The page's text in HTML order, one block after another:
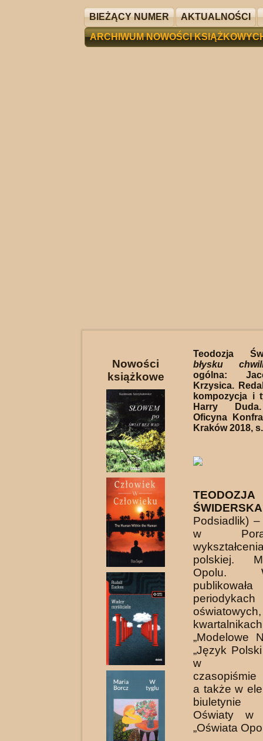
BIEŻĄCY NUMER AKTUALNOŚCI
ARCHIWUM NOWOŚCI
Nowości
książkowe
Teodozja
błysku
ogólna:
Krzysica.
kompozycja i
Harry
Oficyna
Kraków 2018,
TEODOZJA
Podsiadlik) –
w
polskiej.
Opolu.
periodykach
„Modelowe
„Język
w
czasopiśmie
a także w
biuletynie
Oświaty w
„Oświata